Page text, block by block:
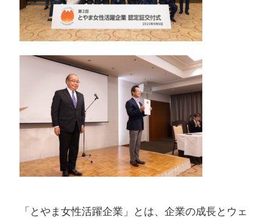
「とやま女性活躍企業」とは、企業の成長とウェ